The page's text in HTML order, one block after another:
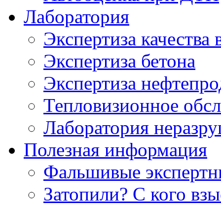
Лаборатория
Экспертиза качества
Экспертиза бетона
Экспертиза
Тепловизионное
Лаборатория
Полезная информация
Фальшивые
Затопили? С кого